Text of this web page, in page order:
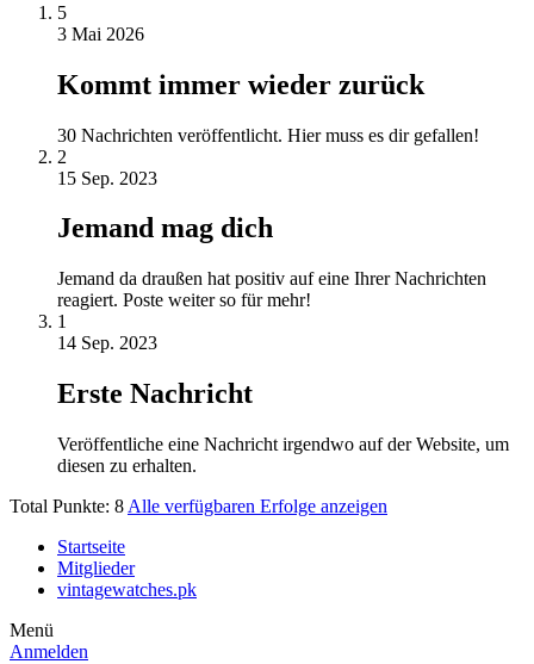
5
3 Mai 2026
Kommt immer wieder zurück
30 Nachrichten veröffentlicht. Hier muss es dir gefallen!
2
15 Sep. 2023
Jemand mag dich
Jemand da draußen hat positiv auf eine Ihrer Nachrichten
reagiert. Poste weiter so für mehr!
1
14 Sep. 2023
Erste Nachricht
Veröffentliche eine Nachricht irgendwo auf der Website, um
diesen zu erhalten.
Total Punkte: 8 Alle verfügbaren Erfolge anzeigen
Startseite
Mitglieder
vintagewatches.pk
Menü
Anmelden